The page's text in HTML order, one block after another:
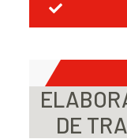
DE